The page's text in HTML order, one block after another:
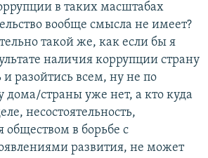
в таких масштабах
вообще смысла не имеет?
такой же, как если бы я
наличия коррупции страну
разойтись всем, ну не по
дома/страны уже нет, а кто куда
несостоятельность,
обществом в борьбе с
развития, не может